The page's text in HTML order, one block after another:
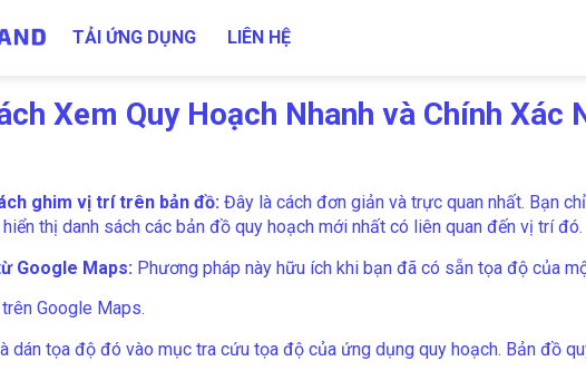
TẢI ỨNG DỤNG LIÊN HỆ
Xem Quy Hoạch Nhanh và Chính Xác
ghim vị trí trên bản đồ: Đây là cách đơn giản và trực quan nhất. Bạn
thị danh sách các bản đồ quy hoạch mới nhất có liên quan đến vị trí đó.
Google Maps: Phương pháp này hữu ích khi bạn đã có sẵn tọa độ của
Google Maps.
dán tọa độ đó vào mục tra cứu tọa độ của ứng dụng quy hoạch. Bản đồ